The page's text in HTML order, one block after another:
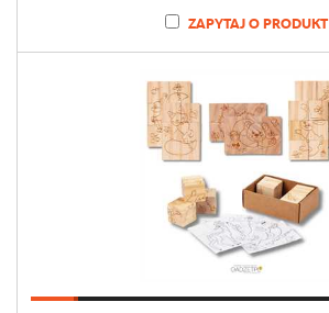
ZAPYTAJ O PRODUKT